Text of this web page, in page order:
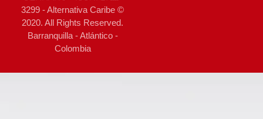
3299 - Alternativa Caribe ©
2020. All Rights Reserved.
Barranquilla - Atlántico -
Colombia